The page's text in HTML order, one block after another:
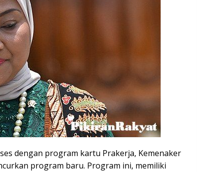
dengan program kartu Prakerja, Kemenaker
program baru. Program ini, memiliki